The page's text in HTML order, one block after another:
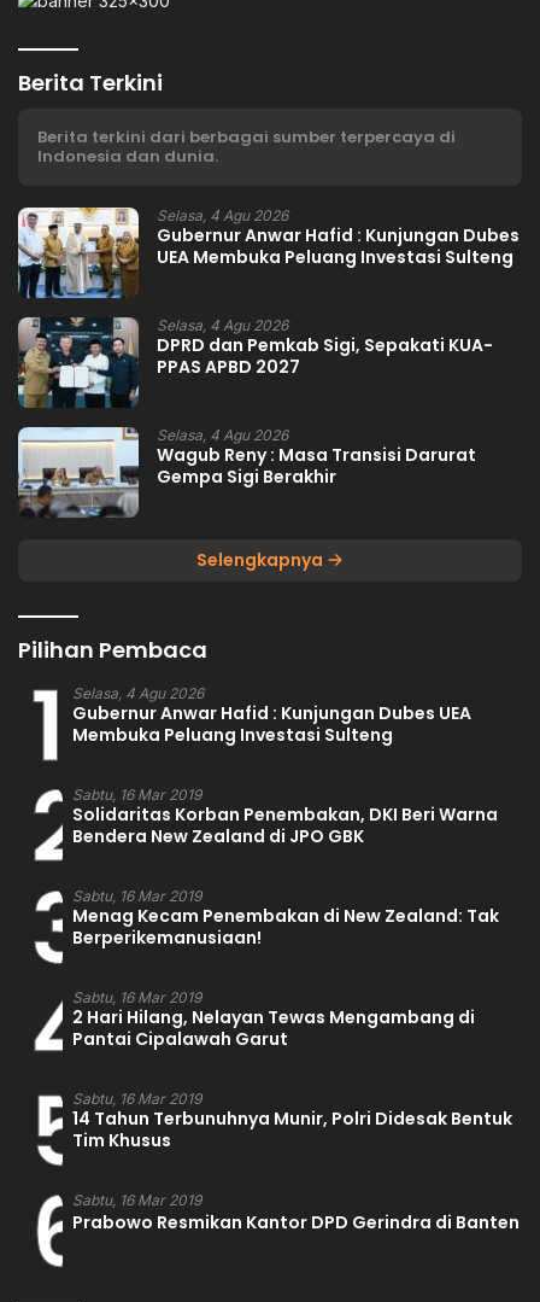
Berita Terkini
Berita terkini dari berbagai sumber terpercaya di
Indonesia dan dunia.
Selasa, 4 Agu 2026
Gubernur Anwar Hafid : Kunjungan Dubes
UEA Membuka Peluang Investasi Sulteng
Selasa, 4 Agu 2026
DPRD dan Pemkab Sigi, Sepakati KUA-
PPAS APBD 2027
Selasa, 4 Agu 2026
Wagub Reny : Masa Transisi Darurat
Gempa Sigi Berakhir
Selengkapnya
Pilihan Pembaca
1 Selasa, 4 Agu 2026
Gubernur Anwar Hafid : Kunjungan Dubes UEA
Membuka Peluang Investasi Sulteng
2Sabtu, 16 Mar 2019
Solidaritas Korban Penembakan, DKI Beri Warna
Bendera New Zealand di JPO GBK
3Sabtu, 16 Mar 2019
Menag Kecam Penembakan di New Zealand: Tak
Berperikemanusiaan!
4Sabtu, 16 Mar 2019
2 Hari Hilang, Nelayan Tewas Mengambang di
Pantai Cipalawah Garut
5Sabtu, 16 Mar 2019
14 Tahun Terbunuhnya Munir, Polri Didesak Bentuk
Tim Khusus
6Sabtu, 16 Mar 2019
Prabowo Resmikan Kantor DPD Gerindra di Banten